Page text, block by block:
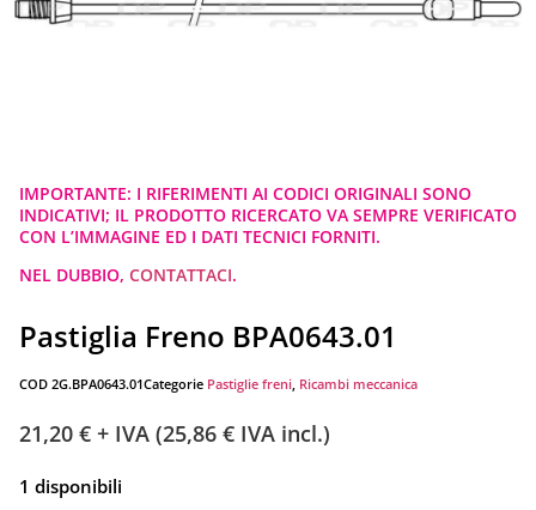
IMPORTANTE: I RIFERIMENTI AI CODICI ORIGINALI SONO
INDICATIVI; IL PRODOTTO RICERCATO VA SEMPRE VERIFICATO
CON L’IMMAGINE ED I DATI TECNICI FORNITI.
NEL DUBBIO, CONTATTACI.
Pastiglia Freno BPA0643.01
COD 2G.BPA0643.01Categorie Pastiglie freni, Ricambi meccanica
21,20 € + IVA (25,86 € IVA incl.)
1 disponibili